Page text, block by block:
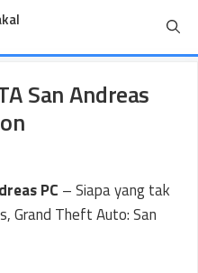
San Andreas
PC – Siapa yang tak
Grand Theft Auto: San